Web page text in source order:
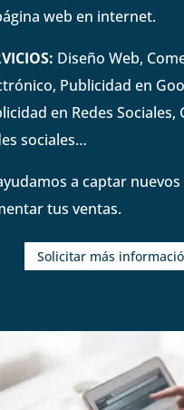
web en internet.
Diseño Web,
Publicidad en
en Redes Sociales,
sociales…
a captar
tus ventas.
Solicitar más